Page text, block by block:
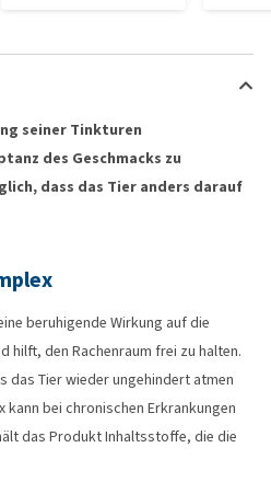
seiner Tinkturen
des Geschmacks zu
dass das Tier anders darauf
beruhigende Wirkung auf die
hilft, den Rachenraum frei zu halten.
das Tier wieder ungehindert atmen
kann bei chronischen Erkrankungen
das Produkt Inhaltsstoffe, die die